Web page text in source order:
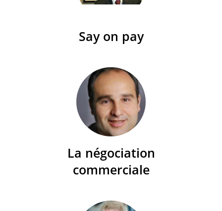
Say on pay
La négociation
commerciale